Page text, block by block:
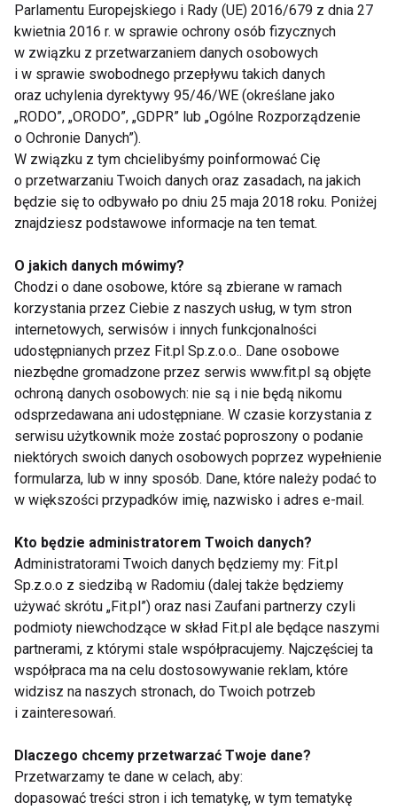
Ćwiczenia na pośladki
Nie przegap nowości ze
świata FIT!
Zapisz się do naszego newslettera
Wyrażam zgodę na otrzymywanie informacji
handlowej drogą elektroniczną na podany adres e-mail
przez FIT.PL. Więcej informacji znajdziesz w Polityce
Prywatności.
ZAPISZ SIĘ
WSPÓŁPRACA
REDAKCJA
PRYWATNOŚĆ
Cookies
Powiadomienia
Parlamentu Europejskiego i Rady (UE) 2016/679 z dnia 27
kwietnia 2016 r. w sprawie ochrony osób fizycznych
w związku z przetwarzaniem danych osobowych
i w sprawie swobodnego przepływu takich danych
oraz uchylenia dyrektywy 95/46/WE (określane jako
„RODO”, „ORODO”, „GDPR” lub „Ogólne Rozporządzenie
o Ochronie Danych”).
W związku z tym chcielibyśmy poinformować Cię
o przetwarzaniu Twoich danych oraz zasadach, na jakich
będzie się to odbywało po dniu 25 maja 2018 roku. Poniżej
znajdziesz podstawowe informacje na ten temat.
O jakich danych mówimy?
Chodzi o dane osobowe, które są zbierane w ramach
korzystania przez Ciebie z naszych usług, w tym stron
internetowych, serwisów i innych funkcjonalności
udostępnianych przez Fit.pl Sp.z.o.o.. Dane osobowe
niezbędne gromadzone przez serwis www.fit.pl są objęte
ochroną danych osobowych: nie są i nie będą nikomu
odsprzedawana ani udostępniane. W czasie korzystania z
serwisu użytkownik może zostać poproszony o podanie
niektórych swoich danych osobowych poprzez wypełnienie
formularza, lub w inny sposób. Dane, które należy podać to
w większości przypadków imię, nazwisko i adres e-mail.
Kto będzie administratorem Twoich danych?
Administratorami Twoich danych będziemy my: Fit.pl
Sp.z.o.o z siedzibą w Radomiu (dalej także będziemy
używać skrótu „Fit.pl”) oraz nasi Zaufani partnerzy czyli
podmioty niewchodzące w skład Fit.pl ale będące naszymi
partnerami, z którymi stale współpracujemy. Najczęściej ta
współpraca ma na celu dostosowywanie reklam, które
widzisz na naszych stronach, do Twoich potrzeb
i zainteresowań.
Dlaczego chcemy przetwarzać Twoje dane?
Przetwarzamy te dane w celach, aby:
dopasować treści stron i ich tematykę, w tym tematykę